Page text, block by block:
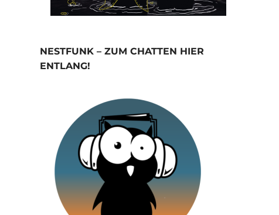
NESTFUNK – ZUM CHATTEN HIER
ENTLANG!